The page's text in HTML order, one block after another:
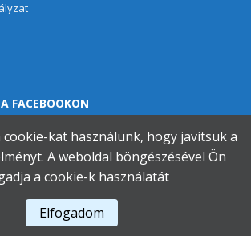
FACEBOOKON
Közös Önkormányzati Hivatal
kat használunk, hogy javítsuk a
A weboldal böngészésével Ön
a cookie-k használatát
Elfogadom